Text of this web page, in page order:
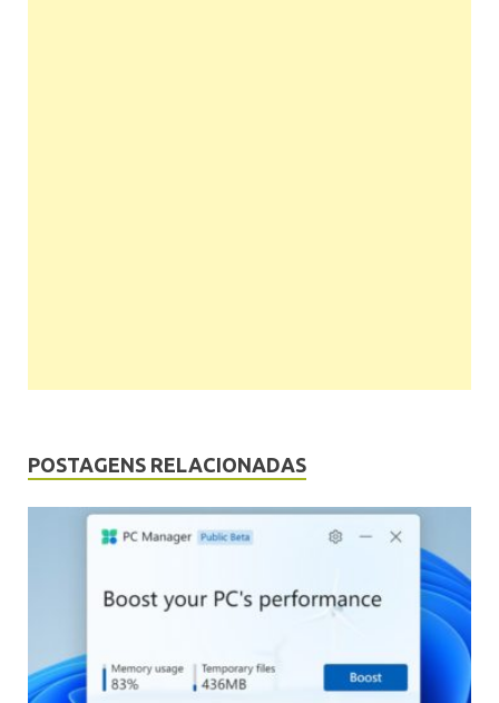
POSTAGENS RELACIONADAS